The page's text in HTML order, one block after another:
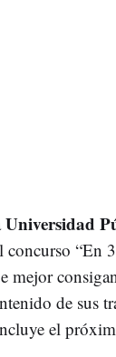
Universidad
concurso “En
mejor
de sus
el